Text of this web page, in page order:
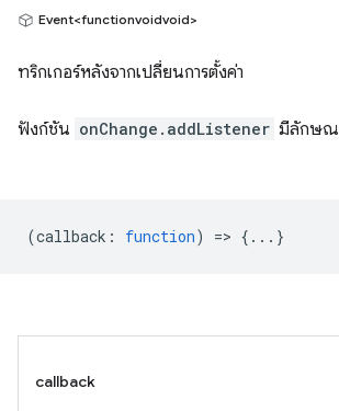
Event<functionvoidvoid>
ทริกเกอร์หลังจากเปลี่ยนการตั้งค่า
ฟังก์ชัน onChange.addListener มีลักษณ
(callback : function) => {...}
callback